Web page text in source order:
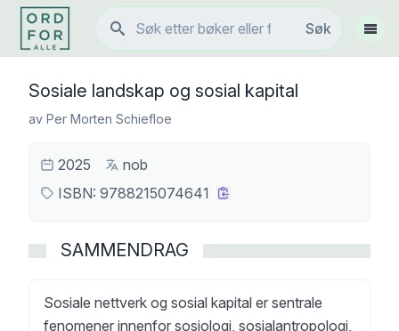
Søk
Søk
Vis
Sosiale landskap og sosial kapital
av Per Morten Schiefloe
2025
nob
ISBN: 9788215074641
SAMMENDRAG
Sosiale nettverk og sosial kapital er sentrale
fenomener innenfor sosiologi, sosialantropologi,